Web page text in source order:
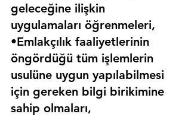
geleceğine ilişkin
uygulamaları öğrenmeleri,
•Emlakçılık faaliyetlerinin
öngördüğü tüm işlemlerin
usulüne uygun yapılabilmesi
için gereken bilgi birikimine
sahip olmaları,